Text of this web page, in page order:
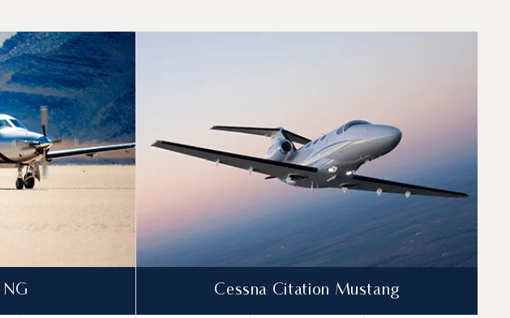
według liczby operacji lotniczych w 2025 roku
NG Cessna Citation Mustang